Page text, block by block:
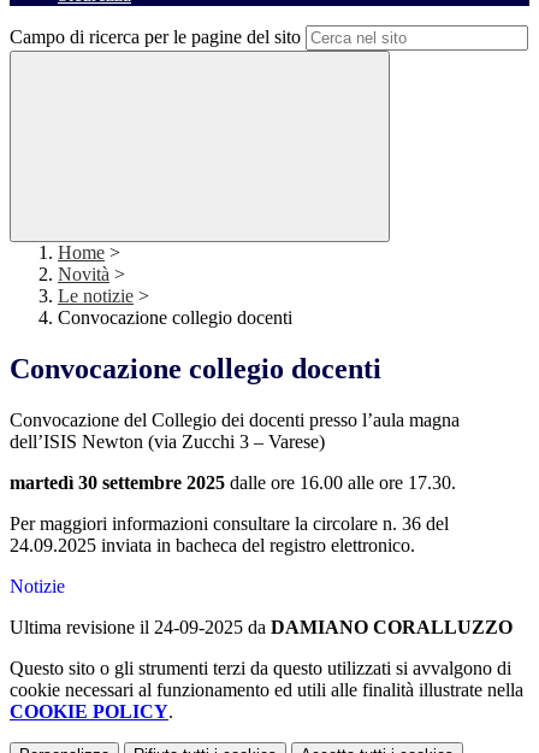
Campo di ricerca per le pagine del sito
Home >
Novità >
Le notizie >
Convocazione collegio docenti
Convocazione collegio docenti
Convocazione del Collegio dei docenti presso l’aula magna
dell’ISIS Newton (via Zucchi 3 – Varese)
martedì 30 settembre 2025 dalle ore 16.00 alle ore 17.30.
Per maggiori informazioni consultare la circolare n. 36 del
24.09.2025 inviata in bacheca del registro elettronico.
Notizie
Ultima revisione il 24-09-2025 da DAMIANO CORALLUZZO
Questo sito o gli strumenti terzi da questo utilizzati si avvalgono di
cookie necessari al funzionamento ed utili alle finalità illustrate nella
COOKIE POLICY.